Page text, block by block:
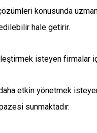
konusunda
hale getirir.
isteyen firmalar
daha etkin yönetmek
sunmaktadır.